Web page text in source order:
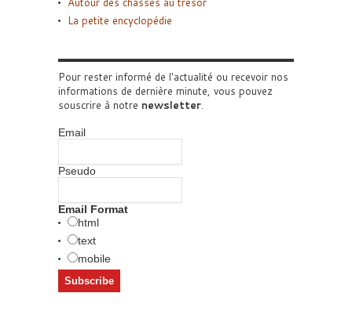
La petite encyclopédie
Pour rester informé de l'actualité ou recevoir nos
informations de dernière minute, vous pouvez
souscrire à notre newsletter.
Email
Pseudo
Email Format
html
text
mobile